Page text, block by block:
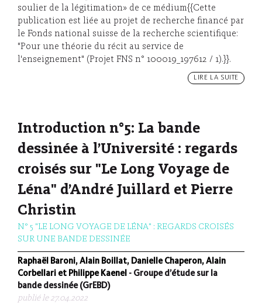
soulier de la légitimation» de ce médium{{Cette
publication est liée au projet de recherche financé par
le Fonds national suisse de la recherche scientifique:
"Pour une théorie du récit au service de
l'enseignement" (Projet FNS n° 100019_197612 / 1).}}.
LIRE LA SUITE
Introduction n°5: La bande
dessinée à l’Université : regards
croisés sur "Le Long Voyage de
Léna" d’André Juillard et Pierre
Christin
N° 5 "LE LONG VOYAGE DE LÉNA" : REGARDS CROISÉS
SUR UNE BANDE DESSINÉE
Raphaël Baroni, Alain Boillat, Danielle Chaperon, Alain
Corbellari et Philippe Kaenel - Groupe d’étude sur la
bande dessinée (GrEBD)
publié le 27.04.2022